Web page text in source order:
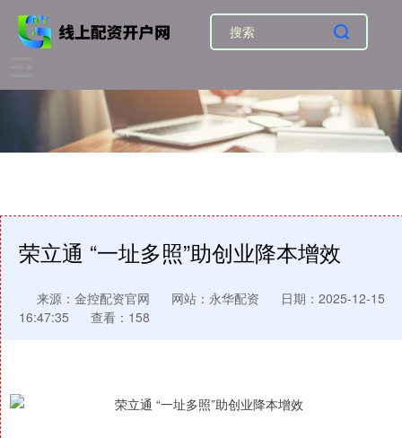
荣立通 “一址多照”助创业降本增效
来源：金控配资官网 网站：永华配资
日期：2025-12-15
16:47:35
查看：158